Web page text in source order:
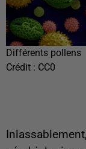
Différents pollens
Crédit : CC0